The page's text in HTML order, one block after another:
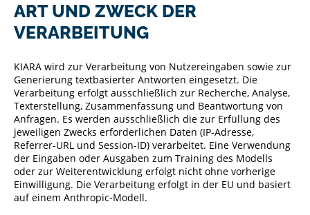
ART UND ZWECK DER
VERARBEITUNG
KIARA wird zur Verarbeitung von Nutzereingaben sowie zur
Generierung textbasierter Antworten eingesetzt. Die
Verarbeitung erfolgt ausschließlich zur Recherche, Analyse,
Texterstellung, Zusammenfassung und Beantwortung von
Anfragen. Es werden ausschließlich die zur Erfüllung des
jeweiligen Zwecks erforderlichen Daten (IP-Adresse,
Referrer-URL und Session-ID) verarbeitet. Eine Verwendung
der Eingaben oder Ausgaben zum Training des Modells
oder zur Weiterentwicklung erfolgt nicht ohne vorherige
Einwilligung. Die Verarbeitung erfolgt in der EU und basiert
auf einem Anthropic-Modell.